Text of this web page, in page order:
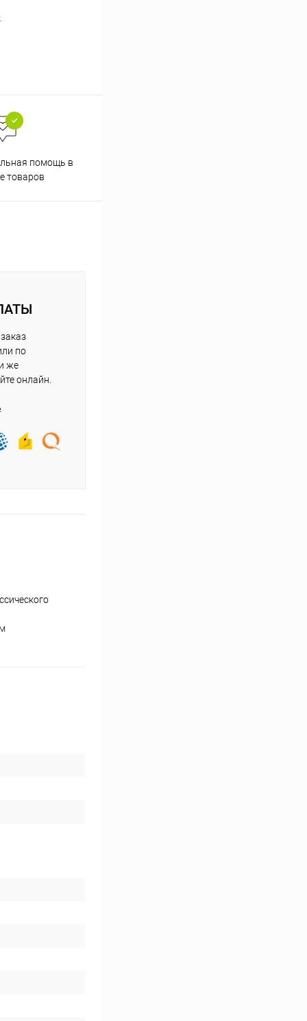
помощь в
товаров
по
же
онлайн.